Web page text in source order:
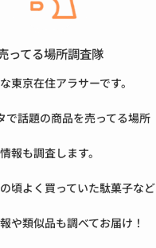
ってる場所調査隊
東京在住アラサーです。
で話題の商品を売ってる場所
報も調査します。
頃よく買っていた駄菓子など
や類似品も調べてお届け！